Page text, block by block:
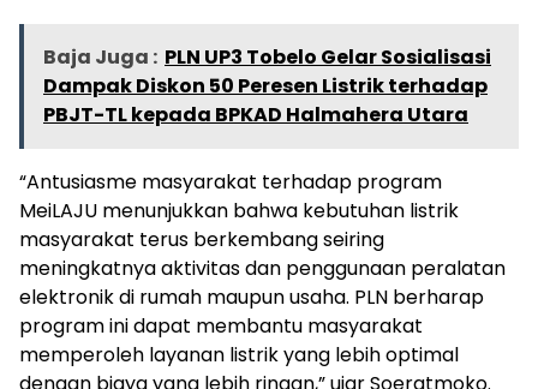
Baja Juga : PLN UP3 Tobelo Gelar Sosialisasi
Dampak Diskon 50 Peresen Listrik terhadap
PBJT-TL kepada BPKAD Halmahera Utara
“Antusiasme masyarakat terhadap program
MeiLAJU menunjukkan bahwa kebutuhan listrik
masyarakat terus berkembang seiring
meningkatnya aktivitas dan penggunaan peralatan
elektronik di rumah maupun usaha. PLN berharap
program ini dapat membantu masyarakat
memperoleh layanan listrik yang lebih optimal
dengan biaya yang lebih ringan,” ujar Soeratmoko.